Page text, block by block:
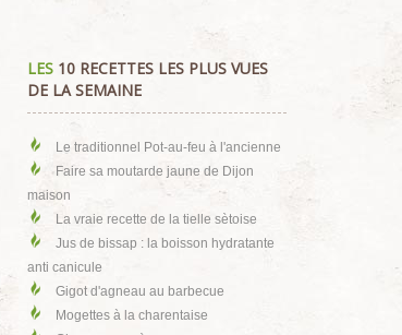
LES 10 RECETTES LES PLUS VUES
DE LA SEMAINE
Le traditionnel Pot-au-feu à l'ancienne
Faire sa moutarde jaune de Dijon
maison
La vraie recette de la tielle sètoise
Jus de bissap : la boisson hydratante
anti canicule
Gigot d'agneau au barbecue
Mogettes à la charentaise